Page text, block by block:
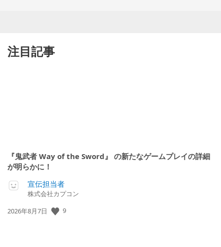
注目記事
『鬼武者 Way of the Sword』 の新たなゲームプレイの詳細
が明らかに！
宣伝担当者
株式会社カプコン
公
2026年8月7日 9